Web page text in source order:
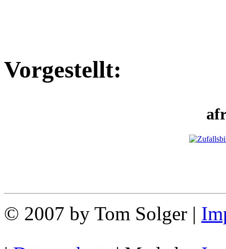
Vorgestellt:
© 2007 by Tom Solger |